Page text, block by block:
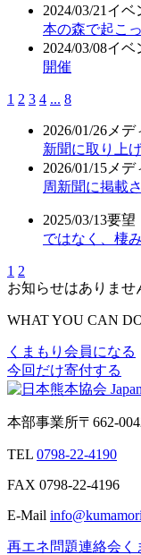
2024/03/21 イベ
本の森で起こ
2024/03/08イベ
開催
1 2 3 4 ... 8
2026/01/26 メデ
新聞に取り上
2026/01/15 メデ
周新聞に掲載
2025/03/13要望
ではなく、棲
1 2
お知らせはありませ
WHAT YOU CAN
くまもり会員になる
今回だけ寄付する
本部事業所〒662-
TEL 0798-22-4190
FAX 0798-22-4196
E-Mail
再エネ問題連絡会